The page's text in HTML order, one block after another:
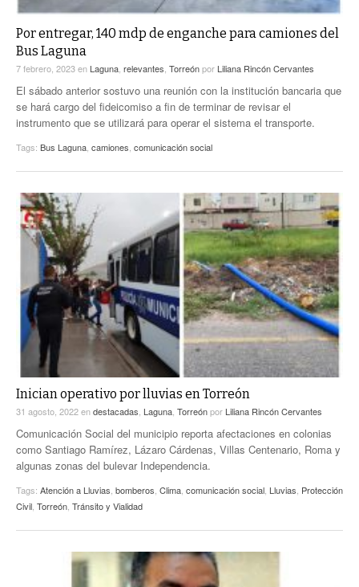
Por entregar, 140 mdp de enganche para camiones del
Bus Laguna
7 febrero, 2023en Laguna relevantes Torreónpor Liliana Rincón Cervantes
El sábado anterior sostuvo una reunión con la institución bancaria que
se hará cargo del fideicomiso a fin de terminar de revisar el
instrumento que se utilizará para operar el sistema el transporte.
Tags: Bus Laguna camiones comunicación social
Inician operativo por lluvias en Torreón
31 agosto, 2022endestacadas, Laguna, Torreónpor Liliana Rincón Cervantes
Comunicación Social del municipio reporta afectaciones en colonias
como Santiago Ramírez, Lázaro Cárdenas, Villas Centenario, Roma y
algunas zonas del bulevar Independencia.
Tags: Atención a Lluvias, bomberos, Clima, comunicación social, Lluvias, Protección
Civil, Torreón, Tránsito y Vialidad